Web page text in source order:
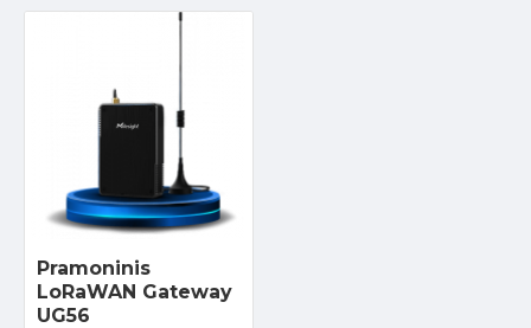
Pramoninis
LoRaWAN Gateway
UG56